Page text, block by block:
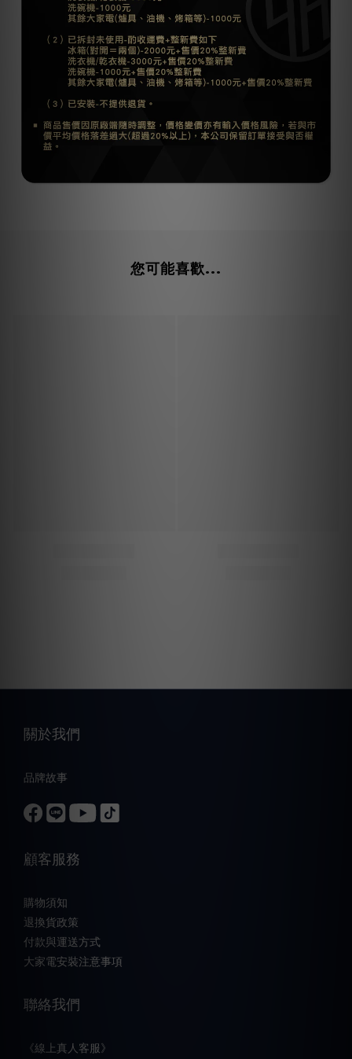
您可能喜歡...
關於我們
品牌故事
顧客服務
購物須知
退換貨政策
付款與運送方式
大家電安裝注意事項
聯絡我們
《線上真人客服》